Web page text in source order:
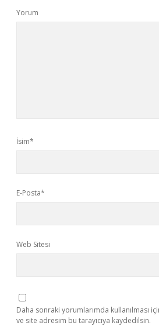
Yorum
İsim*
E-Posta*
Web Sitesi
Daha sonraki yorumlarımda kullanılması
ve site adresim bu tarayıcıya kaydedilsin.